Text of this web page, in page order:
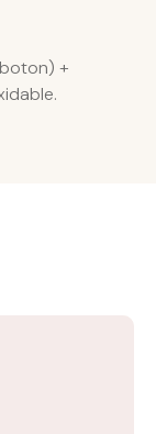
+